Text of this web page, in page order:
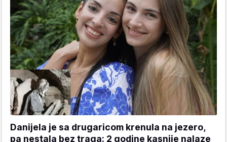
Danijela je sa drugaricom krenula na jezero,
pa nestala bez traga: 2 godine kasnije nalaze